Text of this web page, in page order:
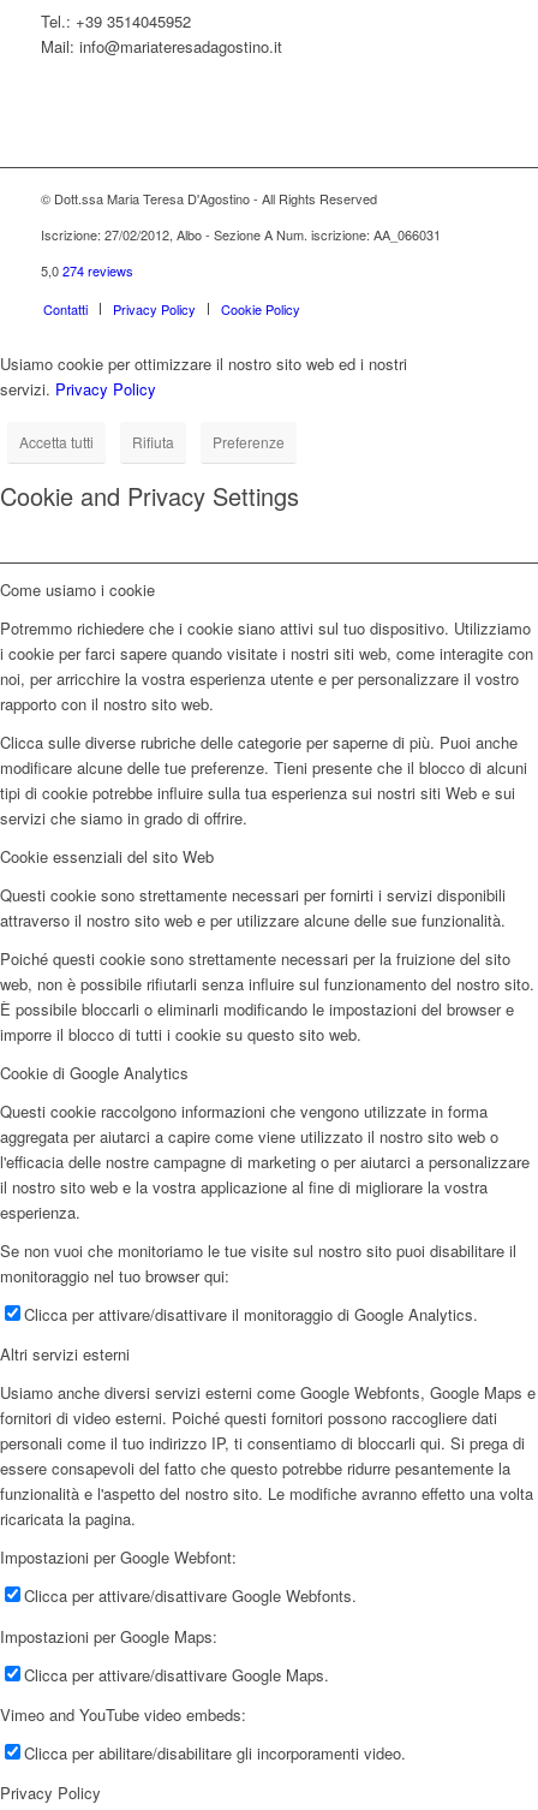
Tel.: +39 3514045952
Mail: info@mariateresadagostino.it
© Dott.ssa Maria Teresa D'Agostino - All Rights Reserved
Iscrizione: 27/02/2012, Albo - Sezione A Num. iscrizione: AA_066031
5,0 274 reviews
Contatti
Privacy Policy Cookie Policy
Usiamo cookie per ottimizzare il nostro sito web ed i nostri
servizi. Privacy Policy
Accetta tutti Rifiuta Preferenze
Cookie and Privacy Settings
Come usiamo i cookie
Potremmo richiedere che i cookie siano attivi sul tuo dispositivo. Utilizziamo
i cookie per farci sapere quando visitate i nostri siti web, come interagite con
noi, per arricchire la vostra esperienza utente e per personalizzare il vostro
rapporto con il nostro sito web.
Clicca sulle diverse rubriche delle categorie per saperne di più. Puoi anche
modificare alcune delle tue preferenze. Tieni presente che il blocco di alcuni
tipi di cookie potrebbe influire sulla tua esperienza sui nostri siti Web e sui
servizi che siamo in grado di offrire.
Cookie essenziali del sito Web
Questi cookie sono strettamente necessari per fornirti i servizi disponibili
attraverso il nostro sito web e per utilizzare alcune delle sue funzionalità.
Poiché questi cookie sono strettamente necessari per la fruizione del sito
web, non è possibile rifiutarli senza influire sul funzionamento del nostro sito.
È possibile bloccarli o eliminarli modificando le impostazioni del browser e
imporre il blocco di tutti i cookie su questo sito web.
Cookie di Google Analytics
Questi cookie raccolgono informazioni che vengono utilizzate in forma
aggregata per aiutarci a capire come viene utilizzato il nostro sito web o
l'efficacia delle nostre campagne di marketing o per aiutarci a personalizzare
il nostro sito web e la vostra applicazione al fine di migliorare la vostra
esperienza.
Se non vuoi che monitoriamo le tue visite sul nostro sito puoi disabilitare il
monitoraggio nel tuo browser qui:
Clicca per attivare/disattivare il monitoraggio di Google Analytics.
Altri servizi esterni
Usiamo anche diversi servizi esterni come Google Webfonts, Google Maps e
fornitori di video esterni. Poiché questi fornitori possono raccogliere dati
personali come il tuo indirizzo IP, ti consentiamo di bloccarli qui. Si prega di
essere consapevoli del fatto che questo potrebbe ridurre pesantemente la
funzionalità e l'aspetto del nostro sito. Le modifiche avranno effetto una volta
ricaricata la pagina.
Impostazioni per Google Webfont:
Clicca per attivare/disattivare Google Webfonts.
Impostazioni per Google Maps:
Clicca per attivare/disattivare Google Maps.
Vimeo and YouTube video embeds:
Clicca per abilitare/disabilitare gli incorporamenti video.
Privacy Policy